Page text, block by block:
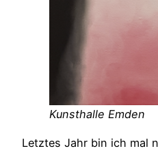
Kunsthalle Emden
Letztes Jahr bin ich mal